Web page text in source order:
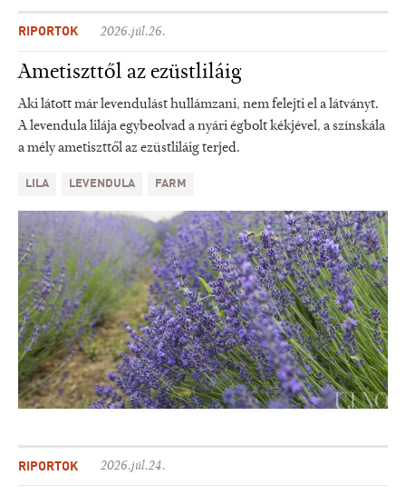
RIPORTOK 2026.júl.26.
Ametiszttől az ezüstliláig
Aki látott már levendulást hullámzani, nem felejti el a látványt.
A levendula lilája egybeolvad a nyári égbolt kékjével, a színskála
a mély ametiszttől az ezüstliláig terjed.
LILA LEVENDULA FARM
RIPORTOK 2026.júl.24.